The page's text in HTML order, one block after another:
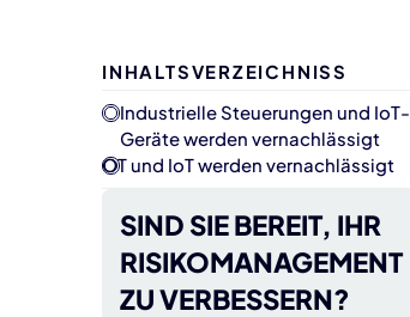
INHALTSVERZEICHNISS
Industrielle Steuerungen und IoT-
Geräte werden vernachlässigt
OT und IoT werden vernachlässigt
SIND SIE BEREIT, IHR
RISIKOMANAGEMENT
ZU VERBESSERN?